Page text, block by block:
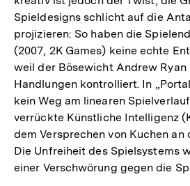
Spieldesigns schlicht auf die
projizieren: So haben die
(2007, 2K Games) keine echte
weil der Bösewicht Andrew Ryan
Handlungen kontrolliert. In
kein Weg am linearen
verrückte Künstliche Intelligenz
dem Versprechen von Kuchen an
Die Unfreiheit des Spielsystems
einer Verschwörung gegen die